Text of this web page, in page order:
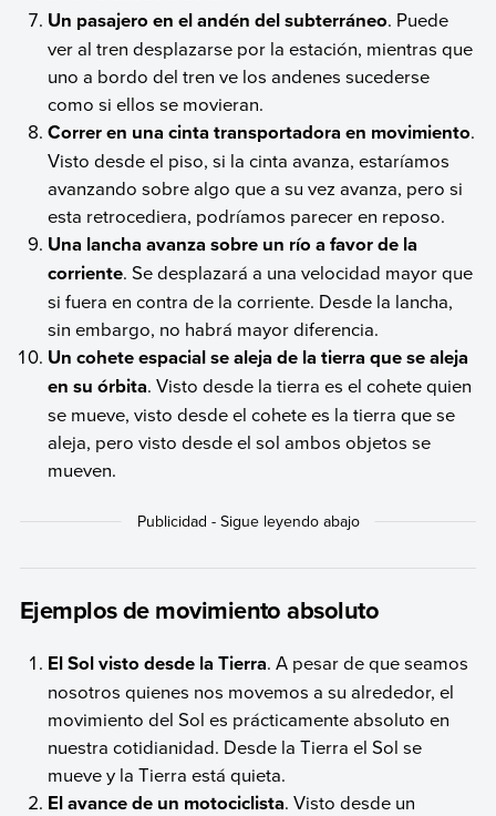
Un pasajero en el andén del subterráneo. Puede
ver al tren desplazarse por la estación, mientras que
uno a bordo del tren ve los andenes sucederse
como si ellos se movieran.
Correr en una cinta transportadora en movimiento.
Visto desde el piso, si la cinta avanza, estaríamos
avanzando sobre algo que a su vez avanza, pero si
esta retrocediera, podríamos parecer en reposo.
Una lancha avanza sobre un río a favor de la
corriente. Se desplazará a una velocidad mayor que
si fuera en contra de la corriente. Desde la lancha,
sin embargo, no habrá mayor diferencia.
Un cohete espacial se aleja de la tierra que se aleja
en su órbita. Visto desde la tierra es el cohete quien
se mueve, visto desde el cohete es la tierra que se
aleja, pero visto desde el sol ambos objetos se
mueven.
Ejemplos de movimiento absoluto
El Sol visto desde la Tierra. A pesar de que seamos
nosotros quienes nos movemos a su alrededor, el
movimiento del Sol es prácticamente absoluto en
nuestra cotidianidad. Desde la Tierra el Sol se
mueve y la Tierra está quieta.
El avance de un motociclista. Visto desde un